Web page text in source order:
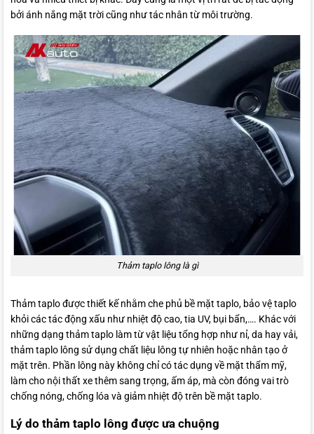
bởi ánh nắng mặt trời cũng như tác nhân từ môi trường.
Thảm taplo lông là gì
Thảm taplo được thiết kế nhằm che phủ bề mặt taplo, bảo vệ taplo
khỏi các tác động xấu như nhiệt độ cao, tia UV, bụi bẩn,…. Khác với
những dạng thảm taplo làm từ vật liệu tổng hợp như nỉ, da hay vải,
thảm taplo lông sử dụng chất liệu lông tự nhiên hoặc nhân tạo ở
mặt trên. Phần lông này không chỉ có tác dụng về mặt thẩm mỹ,
làm cho nội thất xe thêm sang trọng, ấm áp, mà còn đóng vai trò
chống nóng, chống lóa và giảm nhiệt độ trên bề mặt taplo.
Lý do thảm taplo lông được ưa chuộng